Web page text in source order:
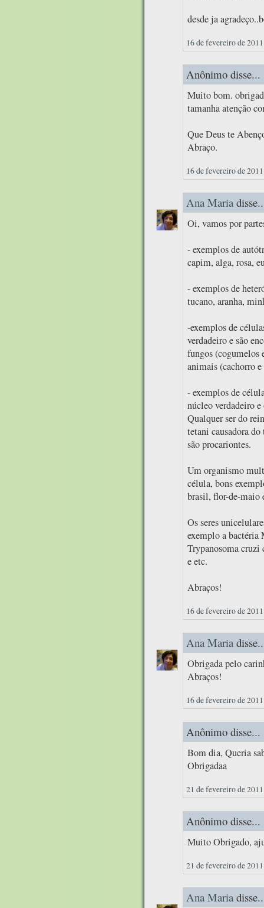
desde ja
16 de fevereiro de
Anônimo disse...
Muito bom.
tamanha atenção
Que Deus te
Abraço.
16 de fevereiro de
Ana Maria
Oi, vamos por
- exemplos de
capim, alga, rosa,
- exemplos de
tucano, aranha,
-exemplos de
verdadeiro e são
fungos (cogumelos
animais (cachorro
- exemplos de
núcleo verdadeiro
Qualquer ser do
tetani causadora
são procariontes.
Um organismo
célula, bons
brasil, flor-de-maio
Os seres
exemplo a bactéria
Trypanosoma cruzi
e etc.
Abraços!
16 de fevereiro de
Ana Maria
Obrigada pelo
Abraços!
16 de fevereiro de
Anônimo disse...
Bom dia, Queria
Obrigadaa
21 de fevereiro de
Anônimo disse...
Muito Obrigado,
21 de fevereiro de
Ana Maria